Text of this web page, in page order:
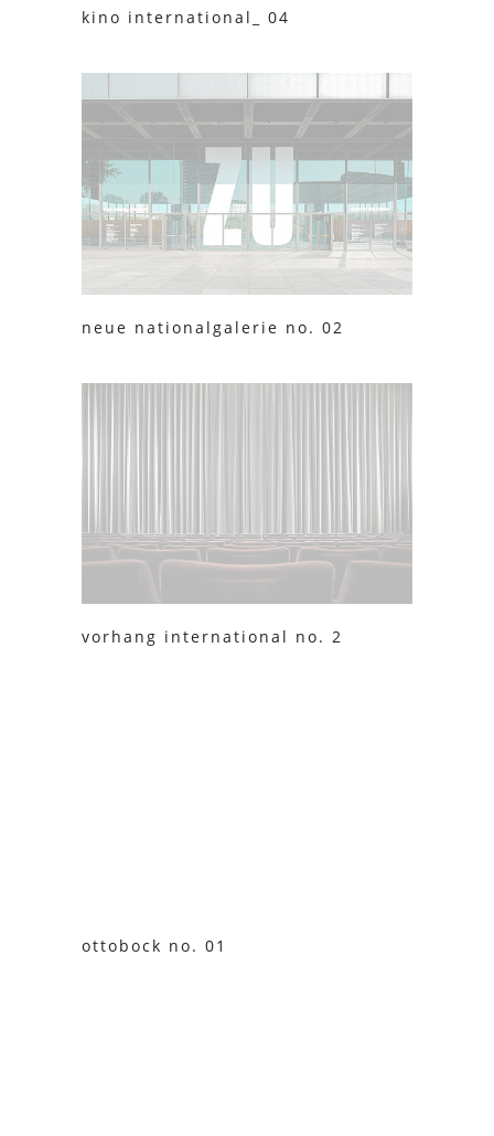
kino international_ 04
neue nationalgalerie no. 02
vorhang international no. 2
ottobock no. 01